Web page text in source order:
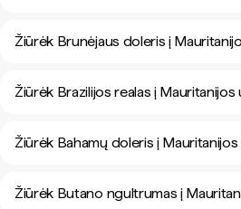
Žiūrėk Brunėjaus doleris į
Žiūrėk Brazilijos realas į Mauritanijos
Žiūrėk Bahamų doleris į
Žiūrėk Butano ngultrumas į